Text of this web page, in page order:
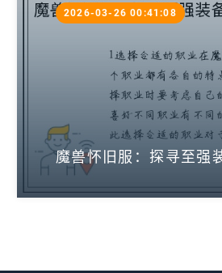
魔兽怀旧服：探寻至强
2026-03-26 00:41:08